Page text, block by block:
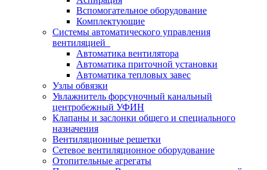
Вспомогательное оборудование
Комплектующие
Системы автоматического управления
вентиляцией
Автоматика вентилятора
Автоматика приточной установки
Автоматика тепловых завес
Узлы обвязки
Увлажнитель форсуночный канальный
центробежный УФИН
Клапаны и заслонки общего и специального
назначения
Вентиляционные решетки
Сетевое вентиляционное оборудование
Отопительные агрегаты